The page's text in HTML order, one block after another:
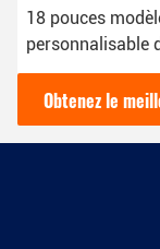
18 pouces
personnalisable
sable 50kw pour
besoins
sable
Obtenez le